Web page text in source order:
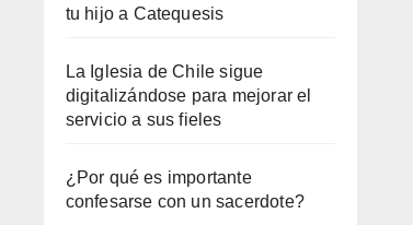
tu hijo a Catequesis
La Iglesia de Chile sigue
digitalizándose para mejorar el
servicio a sus fieles
¿Por qué es importante
confesarse con un sacerdote?